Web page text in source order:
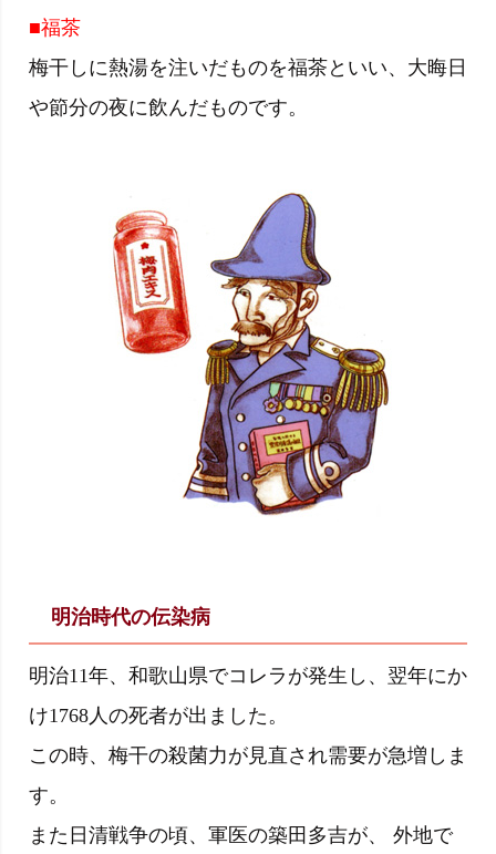
■福茶
梅干しに熱湯を注いだものを福茶といい、大晦日
や節分の夜に飲んだものです。
明治時代の伝染病
明治11年、和歌山県でコレラが発生し、翌年にか
け1768人の死者が出ました。
この時、梅干の殺菌力が見直され需要が急増しま
す。
また日清戦争の頃、軍医の築田多吉が、 外地で